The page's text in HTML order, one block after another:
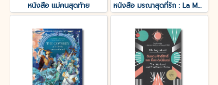
หนังสือ แม่คนสุดท้าย หนังสือ มรณาสุดที่รัก : La Morte amoureuse